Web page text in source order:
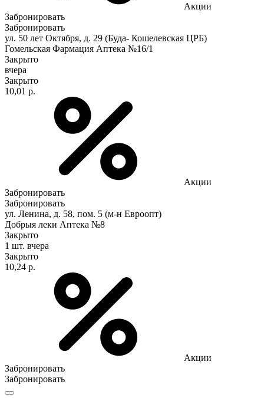
Акции
Забронировать
Забронировать
ул. 50 лет Октября, д. 29 (Буда- Кошелевская ЦРБ)
Гомельская Фармация Аптека №16/1
Закрыто
вчера
Закрыто
10,01 р.
Акции
Забронировать
Забронировать
ул. Ленина, д. 58, пом. 5 (м-н Евроопт)
Добрыя леки Аптека №8
Закрыто
1 шт. вчера
Закрыто
10,24 р.
Акции
Забронировать
Забронировать